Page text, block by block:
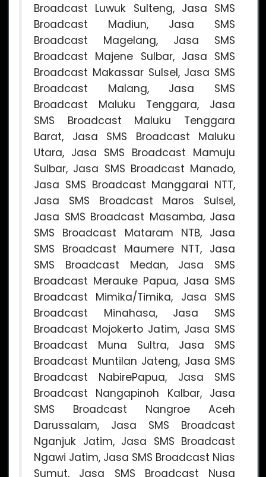
Broadcast Luwuk Sulteng, Jasa SMS
Broadcast Madiun, Jasa SMS
Broadcast Magelang, Jasa SMS
Broadcast Majene Sulbar, Jasa SMS
Broadcast Makassar Sulsel, Jasa SMS
Broadcast Malang, Jasa SMS
Broadcast Maluku Tenggara, Jasa
SMS Broadcast Maluku Tenggara
Barat, Jasa SMS Broadcast Maluku
Utara, Jasa SMS Broadcast Mamuju
Sulbar, Jasa SMS Broadcast Manado,
Jasa SMS Broadcast Manggarai NTT,
Jasa SMS Broadcast Maros Sulsel,
Jasa SMS Broadcast Masamba, Jasa
SMS Broadcast Mataram NTB, Jasa
SMS Broadcast Maumere NTT, Jasa
SMS Broadcast Medan, Jasa SMS
Broadcast Merauke Papua, Jasa SMS
Broadcast Mimika/Timika, Jasa SMS
Broadcast Minahasa, Jasa SMS
Broadcast Mojokerto Jatim, Jasa SMS
Broadcast Muna Sultra, Jasa SMS
Broadcast Muntilan Jateng, Jasa SMS
Broadcast NabirePapua, Jasa SMS
Broadcast Nangapinoh Kalbar, Jasa
SMS Broadcast Nangroe Aceh
Darussalam, Jasa SMS Broadcast
Nganjuk Jatim, Jasa SMS Broadcast
Ngawi Jatim, Jasa SMS Broadcast Nias
Sumut, Jasa SMS Broadcast Nusa